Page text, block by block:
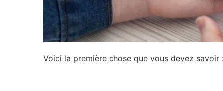
Voici la première chose que vous devez savoir :